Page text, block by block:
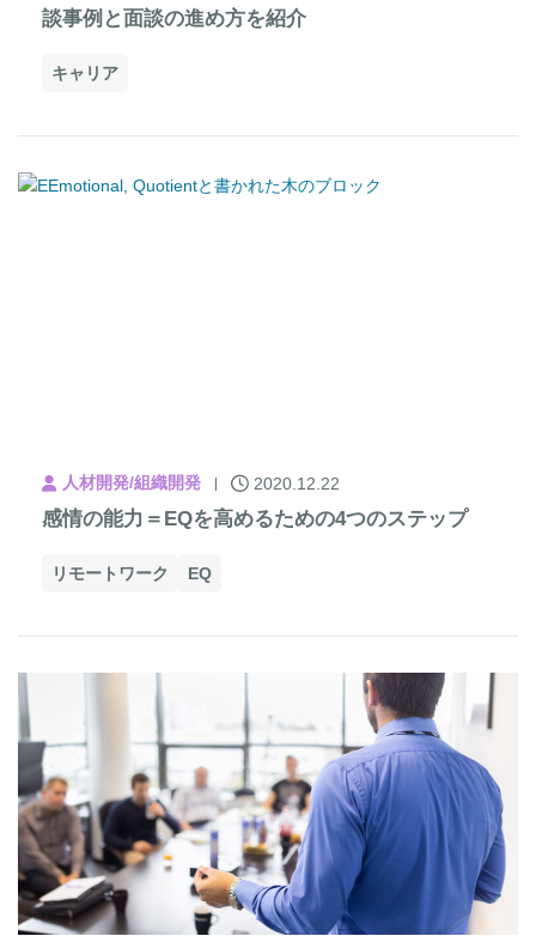
談事例と面談の進め方を紹介
キャリア
人材開発/組織開発 2020.12.22
感情の能力＝EQを高めるための4つのステップ
リモートワーク EQ